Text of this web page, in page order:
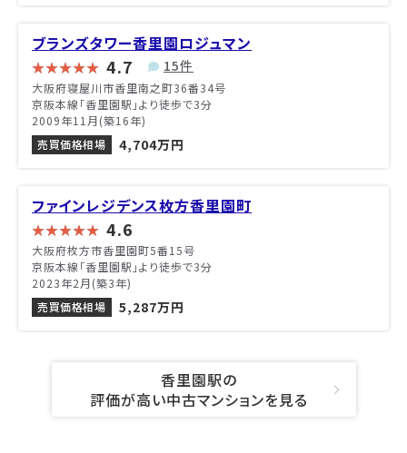
ブランズタワー香里園ロジュマン
4.7 15件
大阪府寝屋川市香里南之町36番34号
京阪本線「香里園駅」より徒歩で3分
2009年11月(築16年)
売買価格相場
4,704万円
ファインレジデンス枚方香里園町
4.6
大阪府枚方市香里園町5番15号
京阪本線「香里園駅」より徒歩で3分
2023年2月(築3年)
売買価格相場
5,287万円
香里園駅の
評価が高い中古マンションを見る